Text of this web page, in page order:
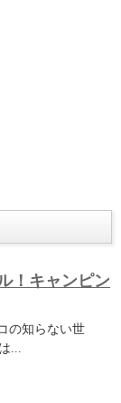
！キャンピン
の知らない世
...